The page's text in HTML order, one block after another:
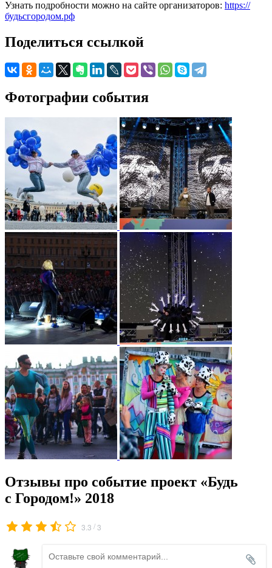
Узнать подробности можно на сайте организаторов: https://
будьсгородом.рф
Поделиться ссылкой
Фотографии события
Отзывы про событие проект «Будь
с Городом!» 2018
3.3 /3